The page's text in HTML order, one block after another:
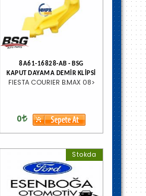
8A61-16828-AB - BSG
KAPUT DAYAMA DEMİR KLİPSİ
FIESTA COURIER B.MAX 08>
0
Stokda